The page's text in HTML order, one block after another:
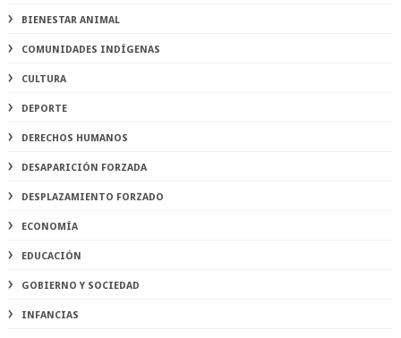
BIENESTAR ANIMAL
COMUNIDADES INDÍGENAS
CULTURA
DEPORTE
DERECHOS HUMANOS
DESAPARICIÓN FORZADA
DESPLAZAMIENTO FORZADO
ECONOMÍA
EDUCACIÓN
GOBIERNO Y SOCIEDAD
INFANCIAS